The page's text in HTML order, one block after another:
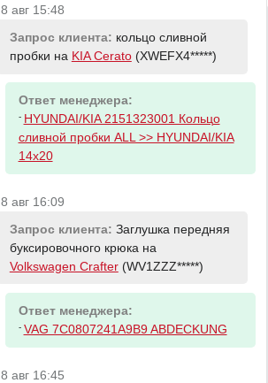
8 авг 15:48
Запрос клиента: кольцо сливной
пробки на KIA Cerato(XWEFX4*****)
Ответ менеджера:
- HYUNDAI/KIA 2151323001 Кольцо
сливной пробки ALL >> HYUNDAI/KIA
14x20
8 авг 16:09
Запрос клиента: Заглушка передняя
буксировочного крюка на
Volkswagen Crafter(WV1ZZZ*****)
Ответ менеджера:
- VAG 7C0807241A9B9 ABDECKUNG
8 авг 16:45